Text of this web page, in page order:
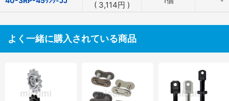
( 3,114円 )
よく一緒に購入されている商品